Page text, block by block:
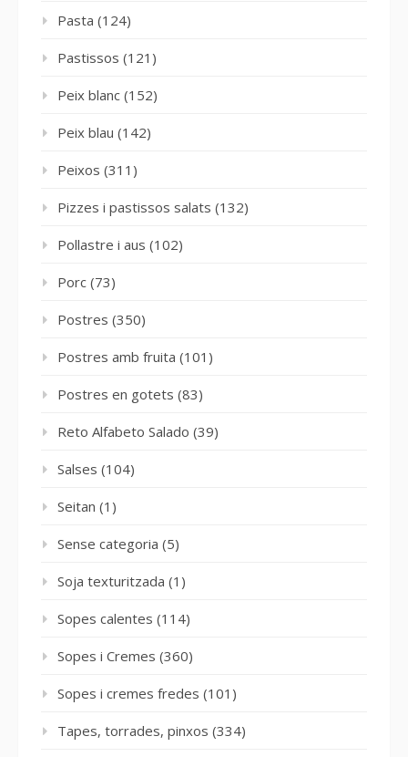
Pasta (124)
Pastissos (121)
Peix blanc (152)
Peix blau (142)
Peixos (311)
Pizzes i pastissos salats (132)
Pollastre i aus (102)
Porc (73)
Postres (350)
Postres amb fruita (101)
Postres en gotets (83)
Reto Alfabeto Salado (39)
Salses (104)
Seitan (1)
Sense categoria (5)
Soja texturitzada (1)
Sopes calentes (114)
Sopes i Cremes (360)
Sopes i cremes fredes (101)
Tapes, torrades, pinxos (334)